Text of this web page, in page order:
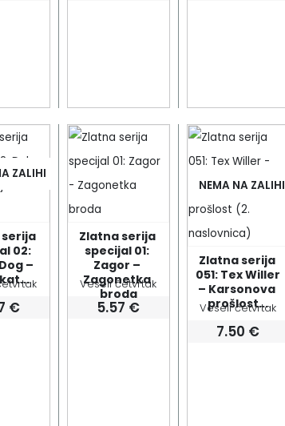
ZALIHI
02:
–
€
Zlatna serija
specijal 01:
Zagor –
Zagonetka
broda
Veseli četvrtak
5.57 €
NEMA NA ZALIHI
Zlatna serija
051: Tex Willer
– Karsonova
prošlost...
Veseli četvrtak
7.50 €